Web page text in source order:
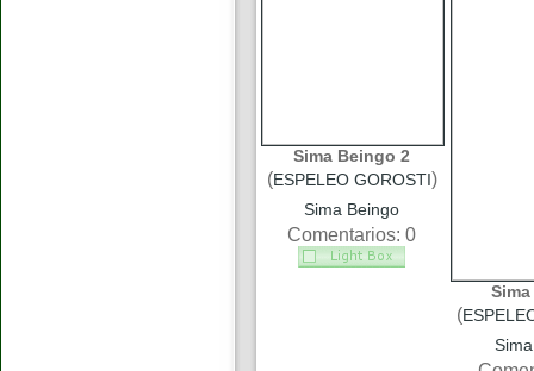
Sima Beingo 2
(ESPELEO GOROSTI)
Sima Beingo
Comentarios: 0
(